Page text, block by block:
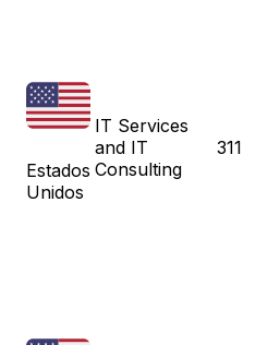
Estados
Unidos
IT Services
and IT
Consulting
311